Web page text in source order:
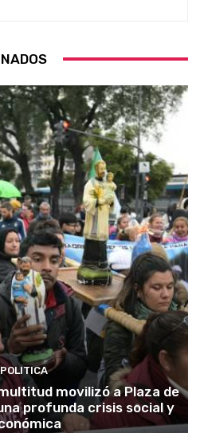
POLITICA
movilizó a Plaza de
profunda crisis social y